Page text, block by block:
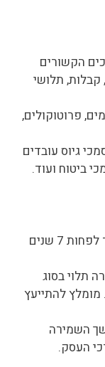
הקשורים
קבלות, תלושי
פרוטוקולים,
גיוס עובדים
ביטוח ועוד.
יש לשמור לפחות 7 שנים
תלוי בסוג
להתייעץ
השמירה
העסק.